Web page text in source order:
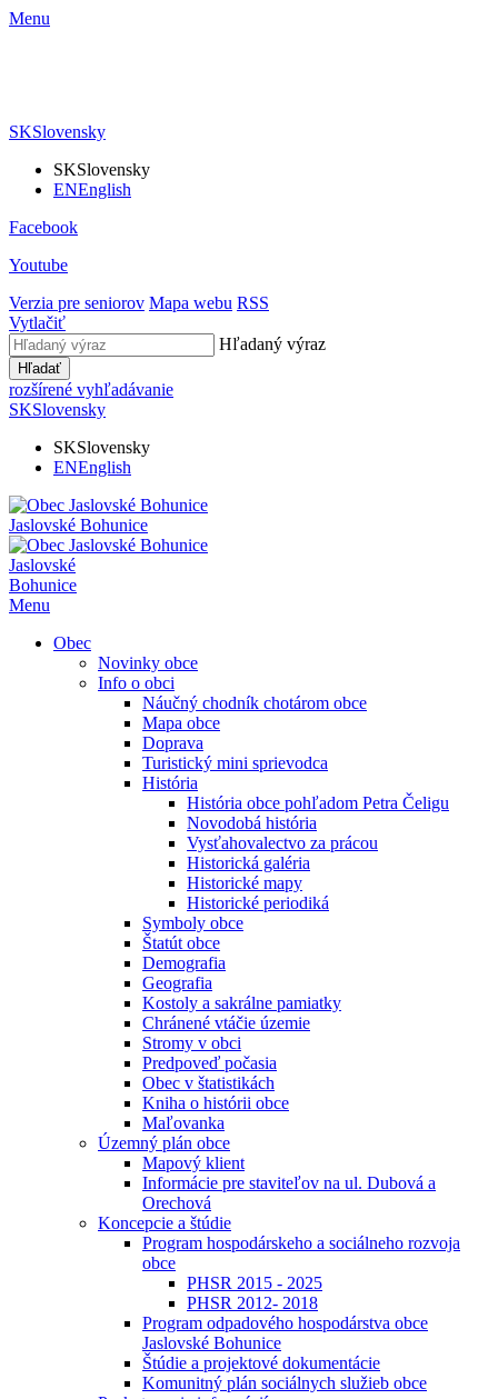
Menu
SKSlovensky
SKSlovensky
ENEnglish
Facebook
Youtube
Verzia pre seniorov Mapa webu RSS
Vytlačiť
Hľadaný výraz
Hľadať
rozšírené vyhľadávanie
SKSlovensky
SKSlovensky
ENEnglish
Jaslovské Bohunice
Jaslovské
Bohunice
Menu
Obec
Novinky obce
Info o obci
Náučný chodník chotárom obce
Mapa obce
Doprava
Turistický mini sprievodca
História
História obce pohľadom Petra Čeligu
Novodobá história
Vysťahovalectvo za prácou
Historická galéria
Historické mapy
Historické periodiká
Symboly obce
Štatút obce
Demografia
Geografia
Kostoly a sakrálne pamiatky
Chránené vtáčie územie
Stromy v obci
Predpoveď počasia
Obec v štatistikách
Kniha o histórii obce
Maľovanka
Územný plán obce
Mapový klient
Informácie pre staviteľov na ul. Dubová a
Orechová
Koncepcie a štúdie
Program hospodárskeho a sociálneho rozvoja
obce
PHSR 2015 - 2025
PHSR 2012- 2018
Program odpadového hospodárstva obce
Jaslovské Bohunice
Štúdie a projektové dokumentácie
Komunitný plán sociálnych služieb obce